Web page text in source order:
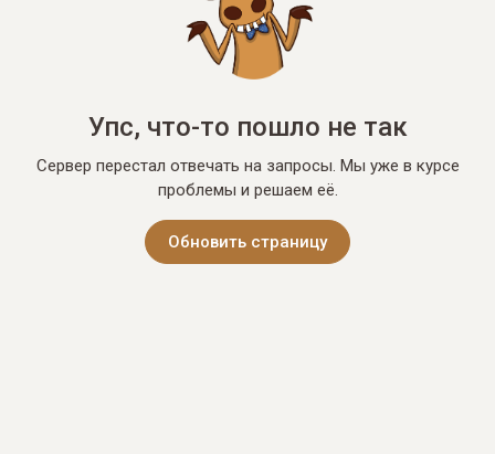
Упс, что-то пошло не так
Сервер перестал отвечать на запросы. Мы уже в курсе
проблемы и решаем её.
Обновить страницу